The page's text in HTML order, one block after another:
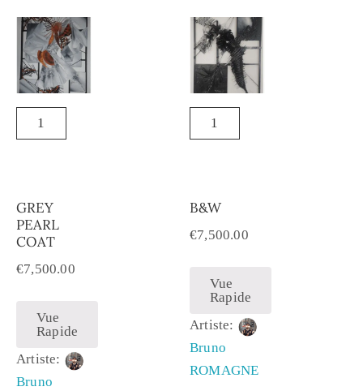
GREY
PEARL
COAT
€7,500.00
Vue
Rapide
Artiste:
Bruno
B&W
€7,500.00
Vue
Rapide
Artiste:
Bruno
ROMAGNE